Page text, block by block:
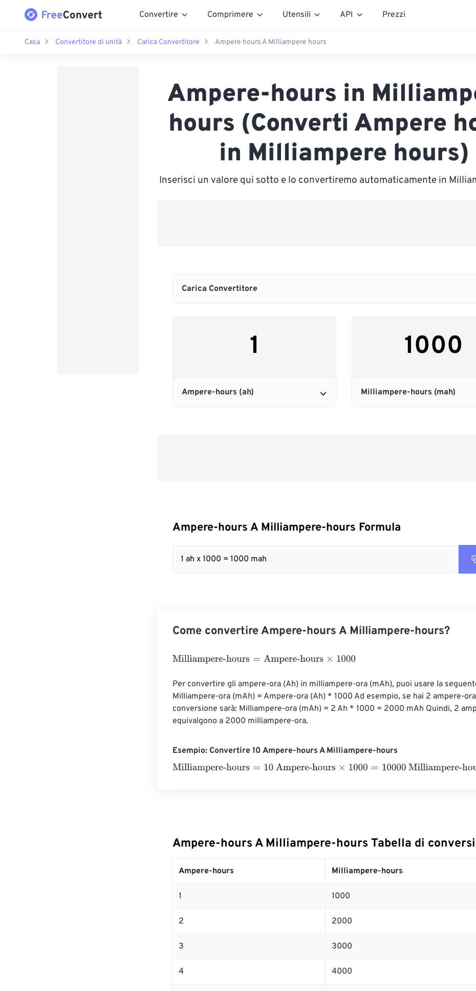
Convertire Comprimere Utensili API Prezzi
Casa Convertitore di unità Carica Convertitore Ampere hours A Milliampere hours
Ampere-hours in
hours (Converti Ampere
in Milliampere hours)
Inserisci un valore qui sotto e lo convertiremo automaticamente in
Ampere-hours A Milliampere-hours Formula
1 ah x 1000 = 1000 mah
Come convertire Ampere-hours A Milliampere-hours?
Milliampere-hours=Ampere-hours×1000
Per convertire gli ampere-ora (Ah) in milliampere-ora (mAh), puoi usare la
Milliampere-ora (mAh) = Ampere-ora (Ah) * 1000 Ad esempio, se hai 2 ampere-
conversione sarà: Milliampere-ora (mAh) = 2 Ah * 1000 = 2000 mAh Quindi, 2
equivalgono a 2000 milliampere-ora.
Esempio: Convertire 10 Ampere-hours A Milliampere-hours
Milliampere-hours=10 Ampere-hours×1000= 10000 Milliampere-hours
Ampere-hours A Milliampere-hours Tabella di
Ampere-hours Milliampere-hours
1 1000
2 2000
3 3000
4 4000